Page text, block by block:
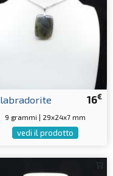
16€
labradorite
9 grammi | 29x24x7 mm
vedi il prodotto